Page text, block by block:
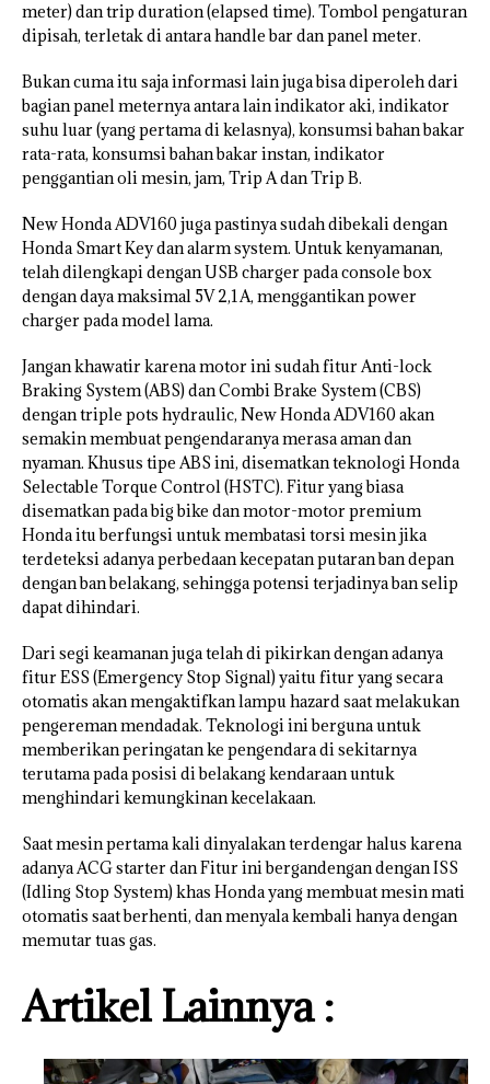
meter) dan trip duration (elapsed time). Tombol pengaturan
dipisah, terletak di antara handle bar dan panel meter.
Bukan cuma itu saja informasi lain juga bisa diperoleh dari
bagian panel meternya antara lain indikator aki, indikator
suhu luar (yang pertama di kelasnya), konsumsi bahan bakar
rata-rata, konsumsi bahan bakar instan, indikator
penggantian oli mesin, jam, Trip A dan Trip B.
New Honda ADV160 juga pastinya sudah dibekali dengan
Honda Smart Key dan alarm system. Untuk kenyamanan,
telah dilengkapi dengan USB charger pada console box
dengan daya maksimal 5V 2,1A, menggantikan power
charger pada model lama.
Jangan khawatir karena motor ini sudah fitur Anti-lock
Braking System (ABS) dan Combi Brake System (CBS)
dengan triple pots hydraulic, New Honda ADV160 akan
semakin membuat pengendaranya merasa aman dan
nyaman. Khusus tipe ABS ini, disematkan teknologi Honda
Selectable Torque Control (HSTC). Fitur yang biasa
disematkan pada big bike dan motor-motor premium
Honda itu berfungsi untuk membatasi torsi mesin jika
terdeteksi adanya perbedaan kecepatan putaran ban depan
dengan ban belakang, sehingga potensi terjadinya ban selip
dapat dihindari.
Dari segi keamanan juga telah di pikirkan dengan adanya
fitur ESS (Emergency Stop Signal) yaitu fitur yang secara
otomatis akan mengaktifkan lampu hazard saat melakukan
pengereman mendadak. Teknologi ini berguna untuk
memberikan peringatan ke pengendara di sekitarnya
terutama pada posisi di belakang kendaraan untuk
menghindari kemungkinan kecelakaan.
Saat mesin pertama kali dinyalakan terdengar halus karena
adanya ACG starter dan Fitur ini bergandengan dengan ISS
(Idling Stop System) khas Honda yang membuat mesin mati
otomatis saat berhenti, dan menyala kembali hanya dengan
memutar tuas gas.
Artikel Lainnya :